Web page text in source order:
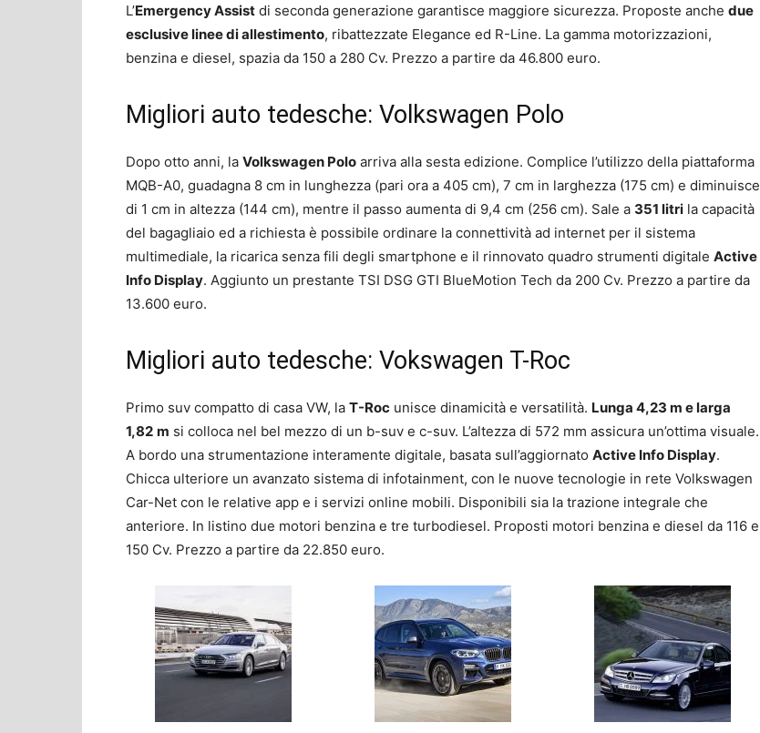
L’Emergency Assist di seconda generazione garantisce maggiore sicurezza. Proposte anche due
esclusive linee di allestimento, ribattezzate Elegance ed R-Line. La gamma motorizzazioni,
benzina e diesel, spazia da 150 a 280 Cv. Prezzo a partire da 46.800 euro.
Migliori auto tedesche: Volkswagen Polo
Dopo otto anni, la Volkswagen Polo arriva alla sesta edizione. Complice l’utilizzo della piattaforma
MQB-A0, guadagna 8 cm in lunghezza (pari ora a 405 cm), 7 cm in larghezza (175 cm) e diminuisce
di 1 cm in altezza (144 cm), mentre il passo aumenta di 9,4 cm (256 cm). Sale a 351 litri la capacità
del bagagliaio ed a richiesta è possibile ordinare la connettività ad internet per il sistema
multimediale, la ricarica senza fili degli smartphone e il rinnovato quadro strumenti digitale Active
Info Display. Aggiunto un prestante TSI DSG GTI BlueMotion Tech da 200 Cv. Prezzo a partire da
13.600 euro.
Migliori auto tedesche: Vokswagen T-Roc
Primo suv compatto di casa VW, la T-Roc unisce dinamicità e versatilità. Lunga 4,23 m e larga
1,82 m si colloca nel bel mezzo di un b-suv e c-suv. L’altezza di 572 mm assicura un’ottima visuale.
A bordo una strumentazione interamente digitale, basata sull’aggiornato Active Info Display.
Chicca ulteriore un avanzato sistema di infotainment, con le nuove tecnologie in rete Volkswagen
Car-Net con le relative app e i servizi online mobili. Disponibili sia la trazione integrale che
anteriore. In listino due motori benzina e tre turbodiesel. Proposti motori benzina e diesel da 116 e
150 Cv. Prezzo a partire da 22.850 euro.